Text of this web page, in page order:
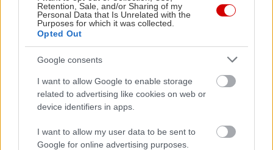
Retention, Sale, and/or Sharing of my
Personal Data that Is Unrelated with the
Purposes for which it was collected.
Opted Out
Google consents
I want to allow Google to enable storage
related to advertising like cookies on web or
device identifiers in apps.
I want to allow my user data to be sent to
Google for online advertising purposes.
70€, ενώ το ημερήσιο πρωινό εισιτήριο στην
ανοικτή πισίνα ανέρχεται στα 3€ από τις 7.30
μέχρι τις 12.00.
Λ. Βεΐκου 13, Γαλάτσι, τηλ: 21 0213 2712
Στο πανέμορφο άλσος του Γαλατσίου, το